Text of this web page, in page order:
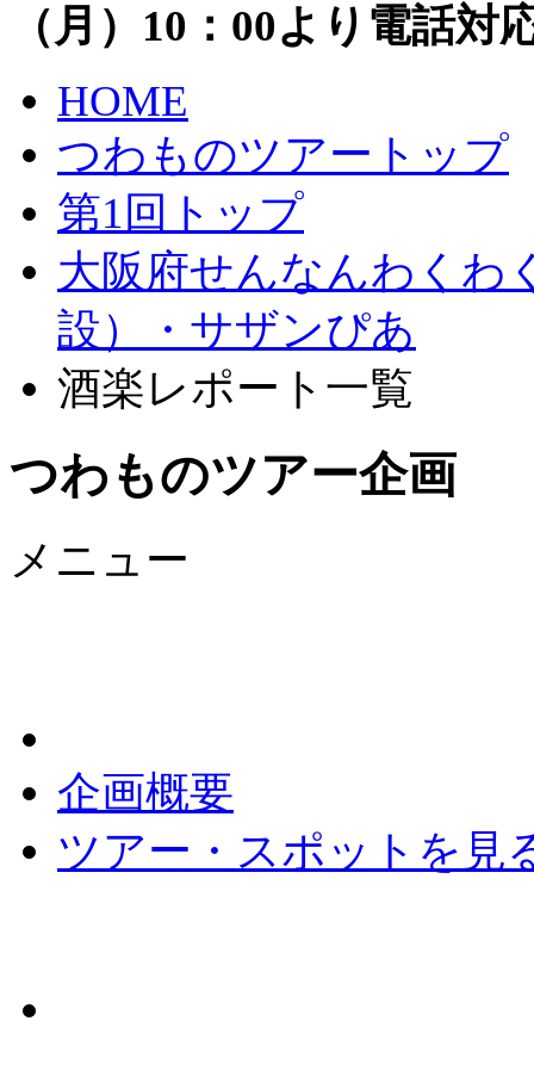
（月）10：00より電話
HOME
つわものツアートップ
第1回トップ
大阪府せんなんわくわ
設）・サザンぴあ
酒楽レポート一覧
つわものツアー企画
メニュー
企画概要
ツアー・スポットを見